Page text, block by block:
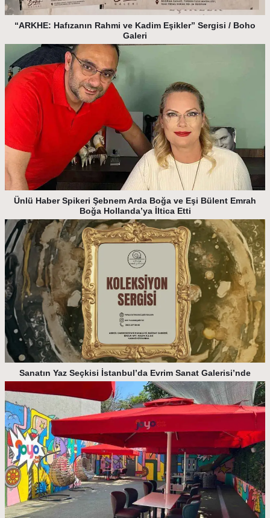
“ARKHE: Hafızanın Rahmi ve Kadim Eşikler” Sergisi / Boho
Galeri
Ünlü Haber Spikeri Şebnem Arda Boğa ve Eşi Bülent Emrah
Boğa Hollanda’ya İltica Etti
Sanatın Yaz Seçkisi İstanbul’da Evrim Sanat Galerisi’nde